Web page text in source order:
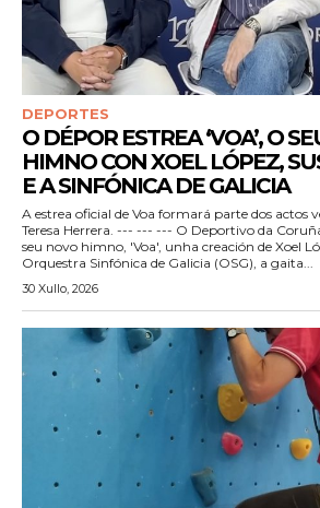
DEPORTES
O DÉPOR ESTREA ‘VOA’, O
HIMNO CON XOEL LÓPEZ,
E A SINFÓNICA DE GALICIA
A estrea oficial de Voa formará parte dos actos
Teresa Herrera. --- --- --- O Deportivo da Coruña presentou este xoves o
seu novo himno, 'Voa', unha creación de Xoel
Orquestra Sinfónica de Galicia (OSG), a gaita...
30 Xullo, 2026